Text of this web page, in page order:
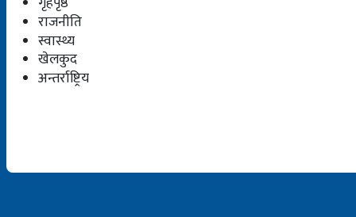
राजनीति
स्वास्थ्य
खेलकुद
अन्तर्राष्ट्रिय